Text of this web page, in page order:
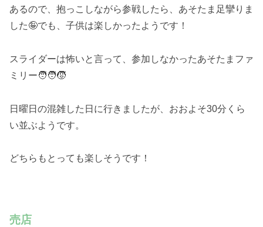
あるので、抱っこしながら参戦したら、あそたま足攣りま
した🤪でも、子供は楽しかったようです！
スライダーは怖いと言って、参加しなかったあそたまファ
ミリー🧑‍🧑‍🧒
日曜日の混雑した日に行きましたが、おおよそ30分くら
い並ぶようです。
どちらもとっても楽しそうです！
売店